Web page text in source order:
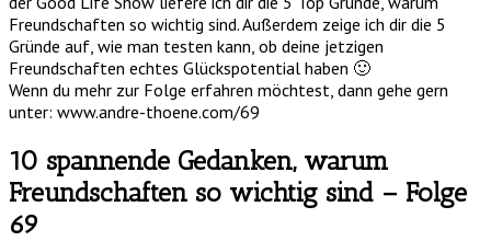
Freundschaften so wichtig sind. Außerdem zeige ich dir die 5
Gründe auf, wie man testen kann, ob deine jetzigen
Freundschaften echtes Glückspotential haben 🙂
Wenn du mehr zur Folge erfahren möchtest, dann gehe gern
unter: www.andre-thoene.com/69
10 spannende Gedanken, warum
Freundschaften so wichtig sind – Folge
69